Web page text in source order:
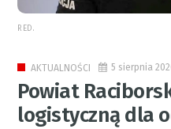
RED.
AKTUALNOŚCI 5 sierpnia
Powiat
logistyczną dla